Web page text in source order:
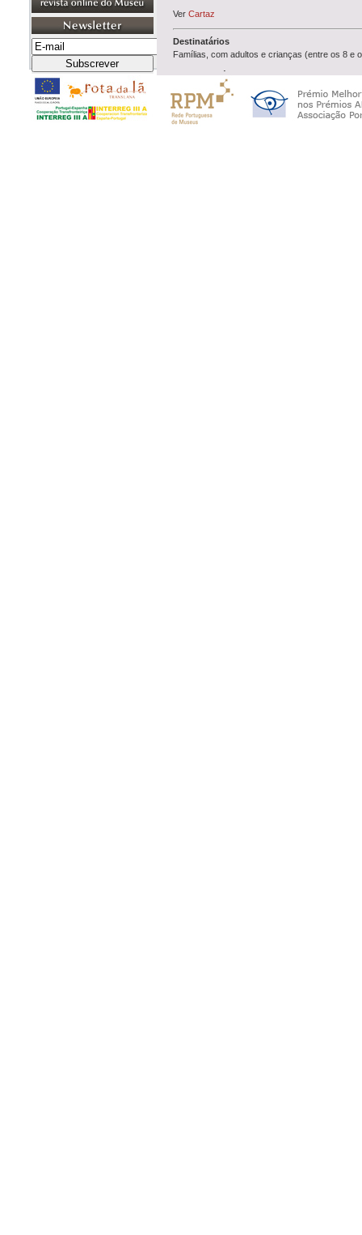
Ver Cartaz
Destinatários
Famílias, com adultos e crianças (entre os 8 e
Datas e horário
Primeiros domingos de cada mês até junho
Local
Núcleo da Real Fábrica de Panos